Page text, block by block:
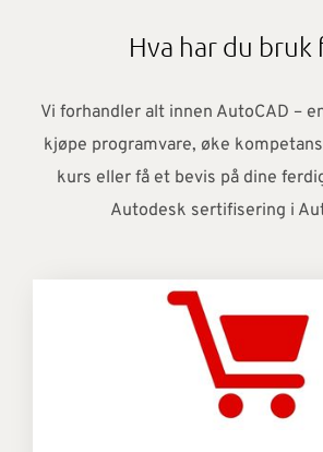
Hva har du bruk
Vi forhandler alt innen AutoCAD –
kjøpe programvare, øke
kurs eller få et bevis på dine
Autodesk sertifisering i